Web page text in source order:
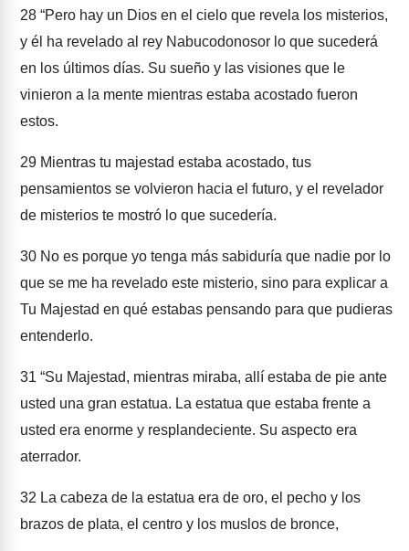
28 “Pero hay un Dios en el cielo que revela los misterios,
y él ha revelado al rey Nabucodonosor lo que sucederá
en los últimos días. Su sueño y las visiones que le
vinieron a la mente mientras estaba acostado fueron
estos.
29 Mientras tu majestad estaba acostado, tus
pensamientos se volvieron hacia el futuro, y el revelador
de misterios te mostró lo que sucedería.
30 No es porque yo tenga más sabiduría que nadie por lo
que se me ha revelado este misterio, sino para explicar a
Tu Majestad en qué estabas pensando para que pudieras
entenderlo.
31 “Su Majestad, mientras miraba, allí estaba de pie ante
usted una gran estatua. La estatua que estaba frente a
usted era enorme y resplandeciente. Su aspecto era
aterrador.
32 La cabeza de la estatua era de oro, el pecho y los
brazos de plata, el centro y los muslos de bronce,